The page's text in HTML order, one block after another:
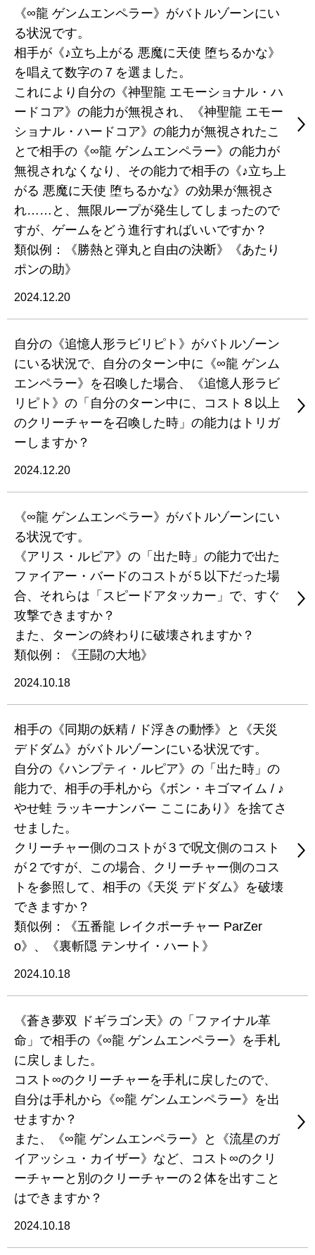
《∞龍 ゲンムエンペラー》がバトルゾーンにい
る状況です。
相手が《♪立ち上がる 悪魔に天使 堕ちるかな》
を唱えて数字の７を選ました。
これにより自分の《神聖龍 エモーショナル・ハ
ードコア》の能力が無視され、《神聖龍 エモー
ショナル・ハードコア》の能力が無視されたこ
とで相手の《∞龍 ゲンムエンペラー》の能力が
無視されなくなり、その能力で相手の《♪立ち上
がる 悪魔に天使 堕ちるかな》の効果が無視さ
れ……と、無限ループが発生してしまったので
すが、ゲームをどう進行すればいいですか？
類似例：《勝熱と弾丸と自由の決断》《あたり
ポンの助》
2024.12.20
自分の《追憶人形ラビリピト》がバトルゾーン
にいる状況で、自分のターン中に《∞龍 ゲンム
エンペラー》を召喚した場合、《追憶人形ラビ
リピト》の「自分のターン中に、コスト８以上
のクリーチャーを召喚した時」の能力はトリガ
ーしますか？
2024.12.20
《∞龍 ゲンムエンペラー》がバトルゾーンにい
る状況です。
《アリス・ルピア》の「出た時」の能力で出た
ファイアー・バードのコストが５以下だった場
合、それらは「スピードアタッカー」で、すぐ
攻撃できますか？
また、ターンの終わりに破壊されますか？
類似例：《王闘の大地》
2024.10.18
相手の《同期の妖精 / ド浮きの動悸》と《天災
デドダム》がバトルゾーンにいる状況です。
自分の《ハンプティ・ルピア》の「出た時」の
能力で、相手の手札から《ボン・キゴマイム / ♪
やせ蛙 ラッキーナンバー ここにあり》を捨てさ
せました。
クリーチャー側のコストが３で呪文側のコスト
が２ですが、この場合、クリーチャー側のコス
トを参照して、相手の《天災 デドダム》を破壊
できますか？
類似例：《五番龍 レイクポーチャー ParZer
o》、《裏斬隠 テンサイ・ハート》
2024.10.18
《蒼き夢双 ドギラゴン天》の「ファイナル革
命」で相手の《∞龍 ゲンムエンペラー》を手札
に戻しました。
コスト∞のクリーチャーを手札に戻したので、
自分は手札から《∞龍 ゲンムエンペラー》を出
せますか？
また、《∞龍 ゲンムエンペラー》と《流星のガ
イアッシュ・カイザー》など、コスト∞のクリ
ーチャーと別のクリーチャーの２体を出すこと
はできますか？
2024.10.18